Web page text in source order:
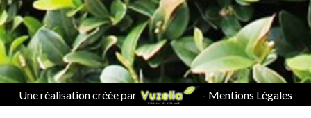
Une réalisation créée par - Mentions Légales